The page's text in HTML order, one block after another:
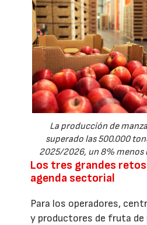
La producción de
superado las 500.000
2025/2026, un 8% menos
Los tres grandes
agenda sectorial
Para los operadores,
y productores de fruta